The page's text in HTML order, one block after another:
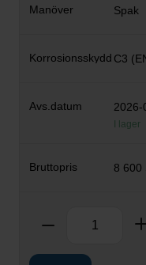
Spak
C3
2026-
I lager
8 600
Ta bort